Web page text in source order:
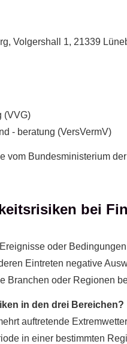
Volgershall 1, 21339
(VVG)
- beratung (VersVermV)
vom Bundesministerium
bei
oder
Eintreten negative
Branchen oder Regionen
in den drei Bereichen?
auftretende
in einer bestimmten